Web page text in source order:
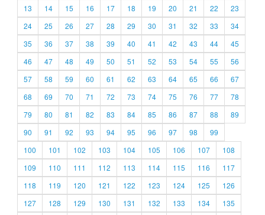
13
14 15 16 17 18 19 20 21 22
23
24
25 26 27 28 29 30 31 32 33
34
35
36 37 38 39 40 41 42 43 44
45
46
47 48 49 50 51 52 53 54 55
56
57
58 59 60 61 62 63 64 65 66
67
68
69 70 71 72 73 74 75 76 77
78
79
80 81 82 83 84 85 86 87 88
89
90
91 92 93 94 95 96 97 98
99
100
101 102 103 104 105 106 107
108
109
110 111 112 113 114 115 116
117
118
119 120 121 122 123 124 125
126
127
128 129 130 131 132 133 134
135